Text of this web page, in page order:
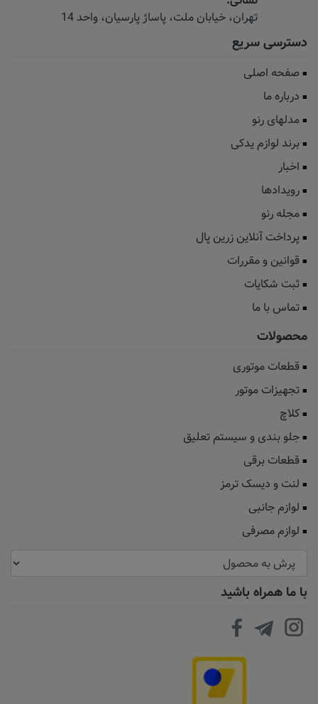
تهران، خیابان‌ ملت، پاساژ‌ پارسیان، واحد 14
دسترسی سریع
صفحه اصلی
درباره ما
مدلهای رنو
برند لوازم یدکی
اخبار
رویدادها
مجله رنو
پرداخت آنلاین زرین پال
قوانین و مقررات
ثبت شکایات
تماس با ما
محصولات
قطعات موتوری
تجهیزات موتور
کلاچ
جلو بندی و سیستم تعلیق
قطعات برقی
لنت و دیسک ترمز
لوازم جانبی
لوازم مصرفی
با ما همراه باشید